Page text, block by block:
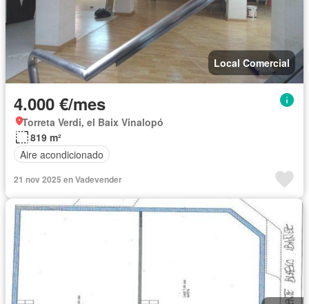
Local Comercial
4.000 €/mes
Torreta Verdi, el Baix Vinalopó
819 m²
Aire acondicionado
21 nov 2025 en Vadevender